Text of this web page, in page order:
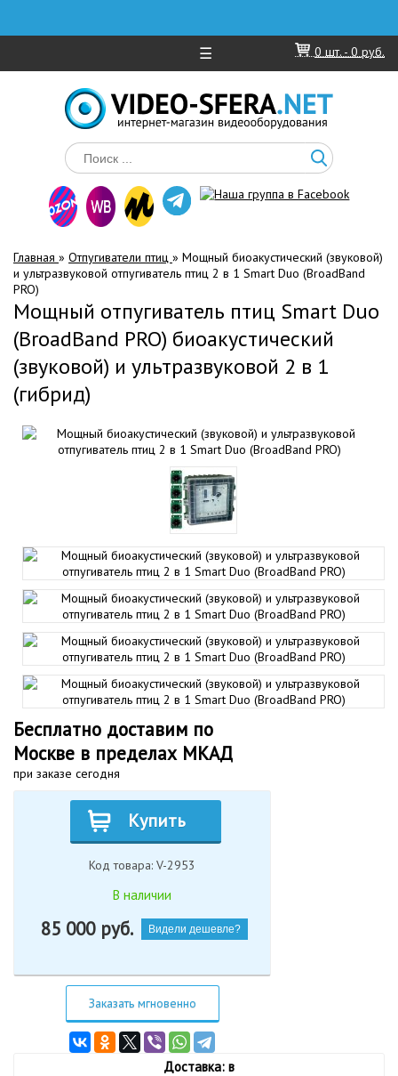
☰ 0 шт. - 0 руб.
Главная » Отпугиватели птиц » Мощный биоакустический (звуковой)
и ультразвуковой отпугиватель птиц 2 в 1 Smart Duo (BroadBand
PRO)
Мощный отпугиватель птиц Smart Duo
(BroadBand PRO) биоакустический
(звуковой) и ультразвуковой 2 в 1
(гибрид)
Бесплатно доставим по
Москве в пределах МКАД
при заказе сегодня
Купить
Код товара: V-2953
В наличии
85 000 руб. Видели дешевле?
Заказать мгновенно
Доставка: в